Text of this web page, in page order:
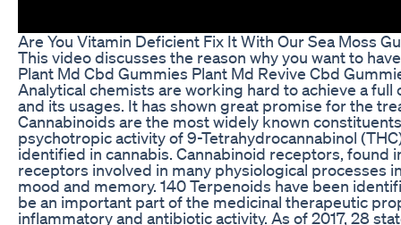
Are You Vitamin Deficient Fix It With Our Sea Moss
This video discusses the reason why you want to
Plant Md Cbd Gummies Plant Md Revive Cbd
Analytical chemists are working hard to achieve a
and its usages. It has shown great promise for the
Cannabinoids are the most widely known
psychotropic activity of 9-Tetrahydrocannabinol
identified in cannabis. Cannabinoid receptors, found
receptors involved in many physiological processes
mood and memory. 140 Terpenoids have been
be an important part of the medicinal therapeutic
inflammatory and antibiotic activity. As of 2017, 28